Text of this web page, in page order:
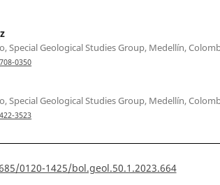
Special Geological Studies Group, Medellín,
0350
Special Geological Studies Group, Medellín,
3523
0120-1425/bol.geol.50.1.2023.664